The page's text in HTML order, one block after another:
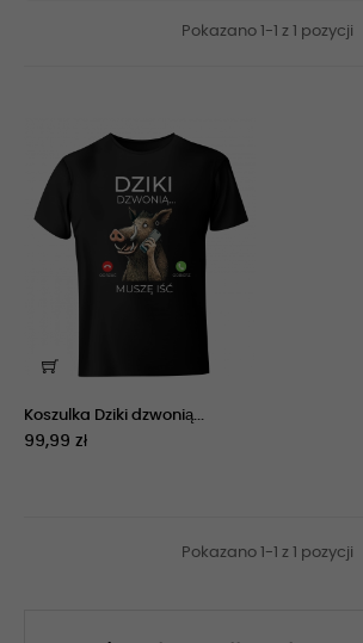
Pokazano 1-1 z 1 pozycji
Koszulka Dziki dzwonią...
99,99 zł
Pokazano 1-1 z 1 pozycji